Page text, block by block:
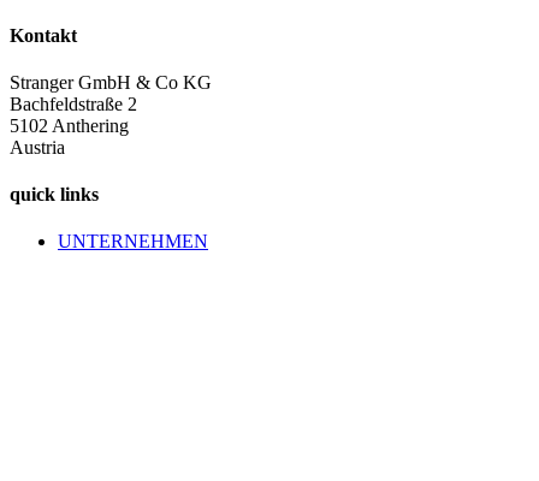
Kontakt
Stranger GmbH & Co KG
Bachfeldstraße 2
5102 Anthering
Austria
quick links
UNTERNEHMEN